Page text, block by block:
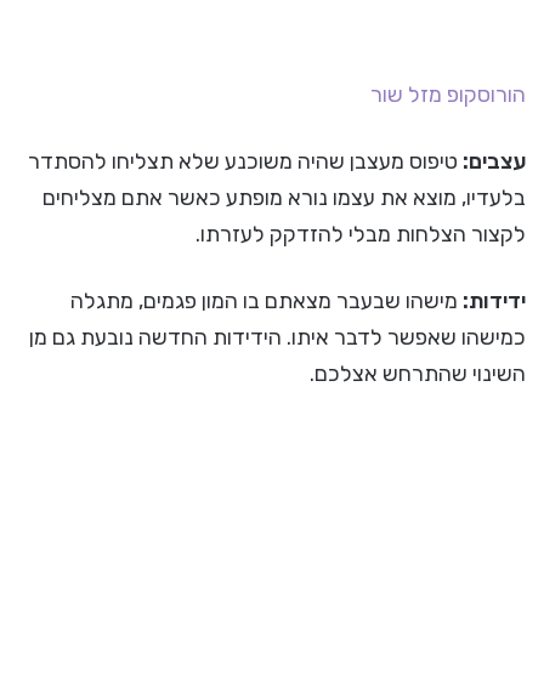
הורוסקופ מזל שור
עצבים: טיפוס מעצבן שהיה משוכנע שלא תצליחו להסתדר
בלעדיו, מוצא את עצמו נורא מופתע כאשר אתם מצליחים
לקצור הצלחות מבלי להזדקק לעזרתו.
ידידות: מישהו שבעבר מצאתם בו המון פגמים, מתגלה
כמישהו שאפשר לדבר איתו. הידידות החדשה נובעת גם מן
השינוי שהתרחש אצלכם.